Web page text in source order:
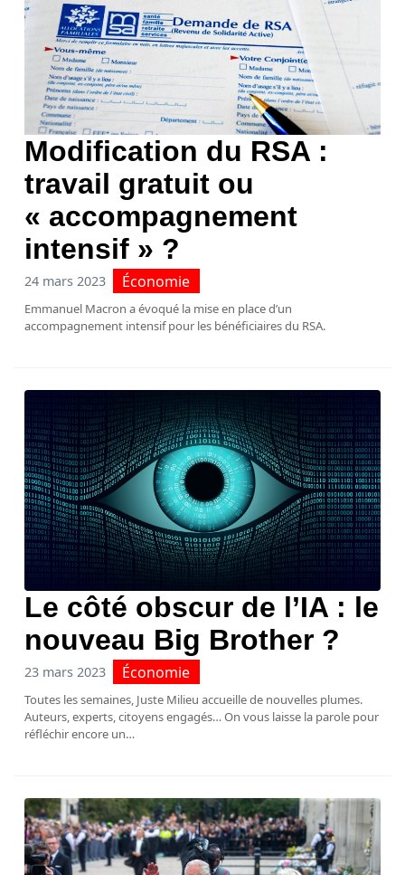
Modification du RSA :
travail gratuit ou
« accompagnement
intensif » ?
24 mars 2023 Économie
Emmanuel Macron a évoqué la mise en place d’un
accompagnement intensif pour les bénéficiaires du RSA.
Le côté obscur de l’IA : le
nouveau Big Brother ?
23 mars 2023 Économie
Toutes les semaines, Juste Milieu accueille de nouvelles plumes.
Auteurs, experts, citoyens engagés… On vous laisse la parole pour
réfléchir encore un…